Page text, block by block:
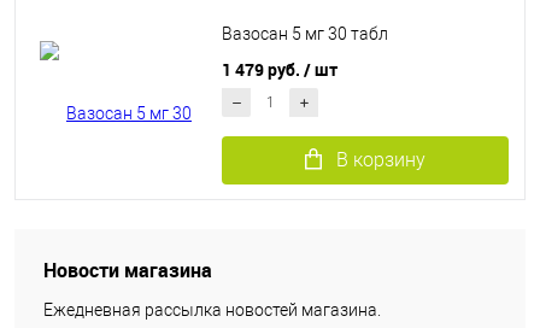
Вазосан 5 мг 30 табл
1 479 руб. / шт
В корзину
Новости магазина
Ежедневная рассылка новостей магазина.